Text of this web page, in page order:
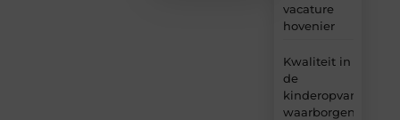
vacature
hovenier
Kwaliteit in
de
kinderopvang
waarborgen